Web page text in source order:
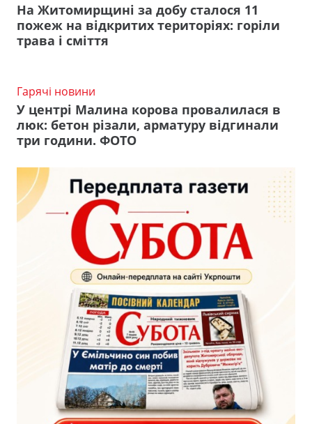
На Житомирщині за добу сталося 11
пожеж на відкритих територіях: горіли
трава і сміття
Гарячі новини
У центрі Малина корова провалилася в
люк: бетон різали, арматуру відгинали
три години. ФОТО